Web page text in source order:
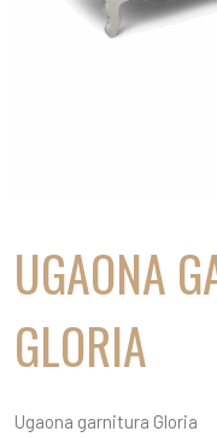
UGAONA
GLORIA
Ugaona garnitura Gloria